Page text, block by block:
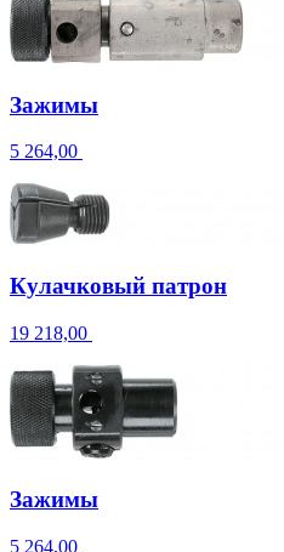
Зажимы
5 264,00
Кулачковый патрон
19 218,00
Зажимы
5 264,00